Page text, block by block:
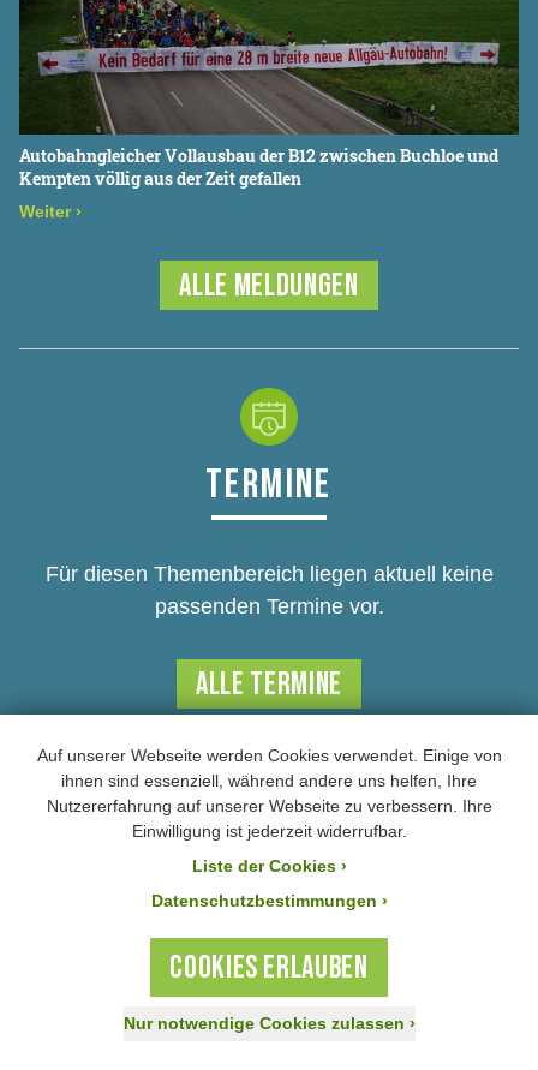
Auf unserer Webseite werden Cookies verwendet. Einige von
ihnen sind essenziell, während andere uns helfen, Ihre
Nutzererfahrung auf unserer Webseite zu verbessern. Ihre
Einwilligung ist jederzeit widerrufbar.
Liste der Cookies ›
Datenschutzbestimmungen ›
COOKIES ERLAUBEN
Nur notwendige Cookies zulassen ›
Autobahngleicher Vollausbau der B12 zwischen Buchloe und
Kempten völlig aus der Zeit gefallen
Weiter ›
ALLE MELDUNGEN
TERMINE
Für diesen Themenbereich liegen aktuell keine
passenden Termine vor.
ALLE TERMINE
Nach oben scrollen
NEWSLETTER
Mit dem Newsletter des BUND Naturschutz
informieren wir Sie regelmäßig über Aktuelles